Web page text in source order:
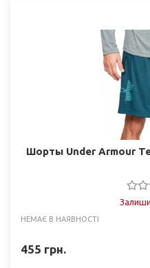
Шорты Under Armour
НЕМАЄ В НАЯВНОСТІ
455 грн.